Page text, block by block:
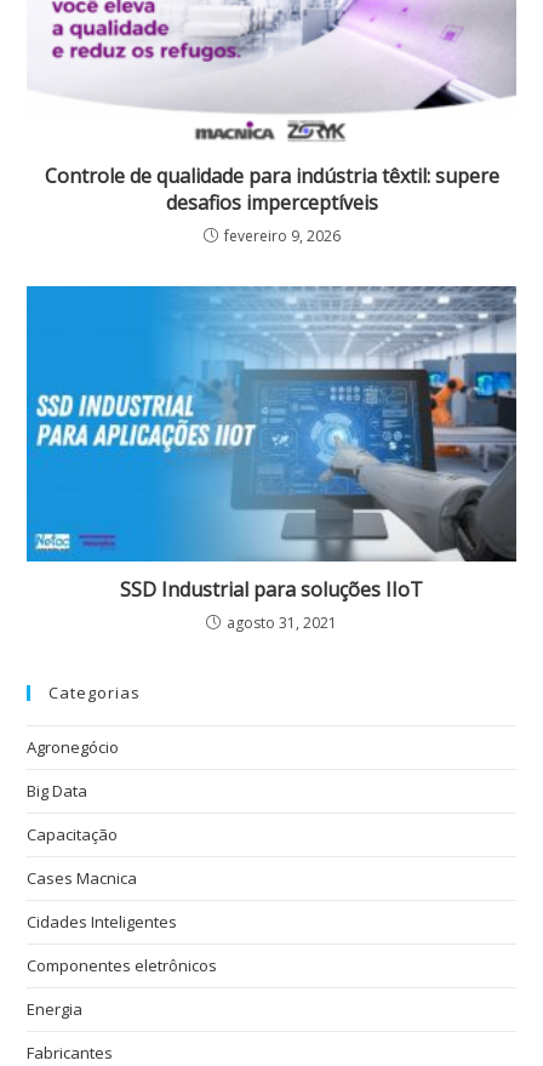
Controle de qualidade para indústria têxtil: supere
desafios imperceptíveis
fevereiro 9, 2026
SSD Industrial para soluções IIoT
agosto 31, 2021
Categorias
Agronegócio
Big Data
Capacitação
Cases Macnica
Cidades Inteligentes
Componentes eletrônicos
Energia
Fabricantes